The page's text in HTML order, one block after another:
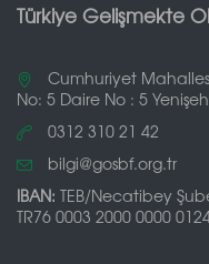
Türkiye Gelişmekte
Cumhuriyet
No: 5 Daire No : 5
0312 310 21 42
bilgi@gosbf.org.tr
IBAN: TEB/Necatibey
TR76 0003 2000 0000